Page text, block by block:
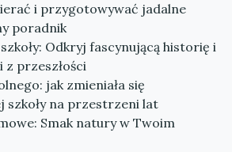
i przygotowywać jadalne
poradnik
Odkryj fascynującą historię i
przeszłości
jak zmieniała się
na przestrzeni lat
Smak natury w Twoim